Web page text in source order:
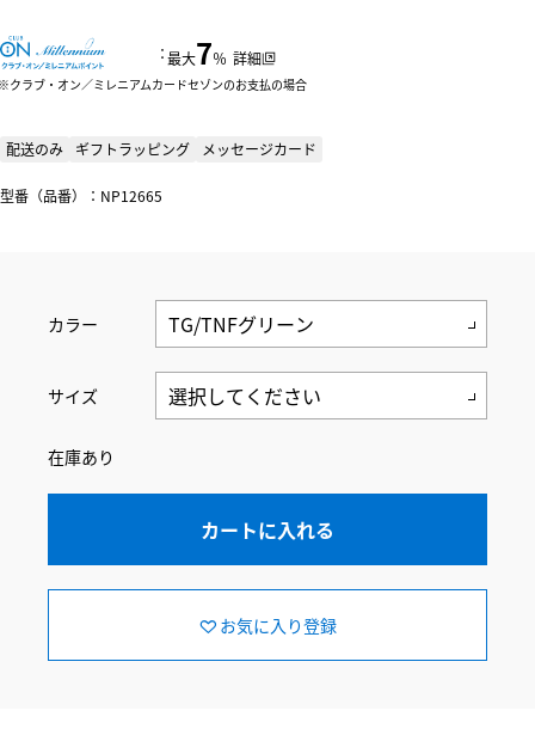
：最大7％ 詳細
クラブ・オン／ミレニアムカードセゾンのお支払の場合
配送のみ ギフトラッピング メッセージカード
型番（品番）：NP12665
カラー
サイズ
在庫あり
カートに入れる
お気に入り登録